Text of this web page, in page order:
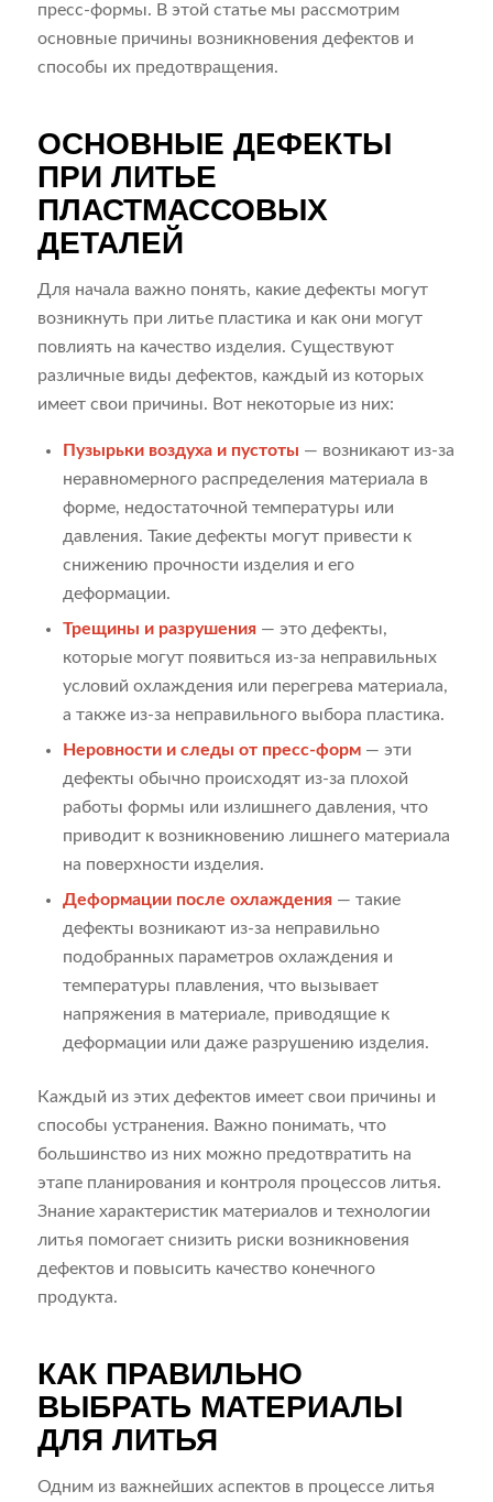
пресс-формы. В этой статье мы рассмотрим
основные причины возникновения дефектов и
способы их предотвращения.
ОСНОВНЫЕ ДЕФЕКТЫ
ПРИ ЛИТЬЕ
ПЛАСТМАССОВЫХ
ДЕТАЛЕЙ
Для начала важно понять, какие дефекты могут
возникнуть при литье пластика и как они могут
повлиять на качество изделия. Существуют
различные виды дефектов, каждый из которых
имеет свои причины. Вот некоторые из них:
Пузырьки воздуха и пустоты — возникают из-за
неравномерного распределения материала в
форме, недостаточной температуры или
давления. Такие дефекты могут привести к
снижению прочности изделия и его
деформации.
Трещины и разрушения— это дефекты,
которые могут появиться из-за неправильных
условий охлаждения или перегрева материала,
а также из-за неправильного выбора пластика.
Неровности и следы от пресс-форм— эти
дефекты обычно происходят из-за плохой
работы формы или излишнего давления, что
приводит к возникновению лишнего материала
на поверхности изделия.
Деформации после охлаждения— такие
дефекты возникают из-за неправильно
подобранных параметров охлаждения и
температуры плавления, что вызывает
напряжения в материале, приводящие к
деформации или даже разрушению изделия.
Каждый из этих дефектов имеет свои причины и
способы устранения. Важно понимать, что
большинство из них можно предотвратить на
этапе планирования и контроля процессов литья.
Знание характеристик материалов и технологии
литья помогает снизить риски возникновения
дефектов и повысить качество конечного
продукта.
КАК ПРАВИЛЬНО
ВЫБРАТЬ МАТЕРИАЛЫ
ДЛЯ ЛИТЬЯ
Одним из важнейших аспектов в процессе литья